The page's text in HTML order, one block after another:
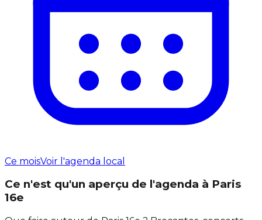
Ce moisVoir l'agenda local
Ce n'est qu'un aperçu de l'agenda à Paris
16e